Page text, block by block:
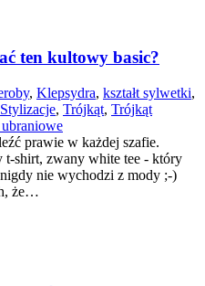
ten kultowy basic?
, Klepsydra, kształt sylwetki,
Stylizacje, Trójkąt, Trójkąt
prawie w każdej szafie.
t-shirt, zwany white tee - który
nie wychodzi z mody ;-)
że…